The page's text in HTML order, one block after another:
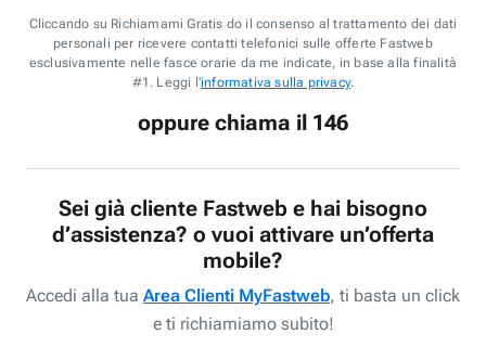
Cliccando su Richiamami Gratis do il consenso al trattamento dei dati
personali per ricevere contatti telefonici sulle offerte Fastweb
esclusivamente nelle fasce orarie da me indicate, in base alla finalità
#1. Leggi l'informativa sulla privacy.
oppure chiama il 146
Sei già cliente Fastweb e hai bisogno
d’assistenza? o vuoi attivare un’offerta
mobile?
Accedi alla tua Area Clienti MyFastweb, ti basta un click
e ti richiamiamo subito!